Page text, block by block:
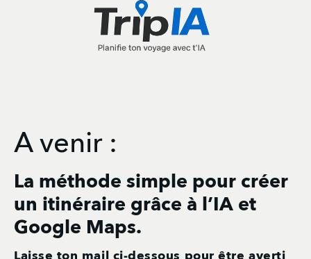
A venir :
La méthode simple pour créer
un itinéraire grâce à l’IA et
Google Maps.
Laisse ton mail ci-dessous pour être averti